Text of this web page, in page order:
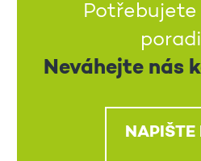
Neváhejte nás
NAPIŠTE